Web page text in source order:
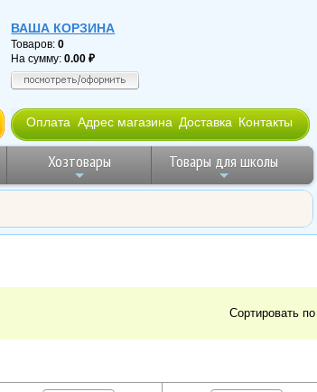
ВАША КОРЗИНА
Товаров:0
На сумму:0.00
Оплата Адрес магазина Доставка Контакты
Хозтовары Товары для школы
Сортировать по